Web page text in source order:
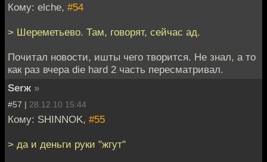
Кому: elche, #54
> Шереметьево. Там, говорят, сейчас ад.
Почитал новости, ишты чего творится. Не знал, а то
как раз вчера die hard 2 часть пересматривал.
Serж »
#57 | 28.12.10 15:44
Кому: SHINNOK, #55
> да и деньги руки "жгут"